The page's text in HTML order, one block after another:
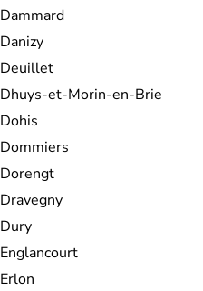
Dammard
Danizy
Deuillet
Dhuys-et-Morin-en-Brie
Dohis
Dommiers
Dorengt
Dravegny
Dury
Englancourt
Erlon